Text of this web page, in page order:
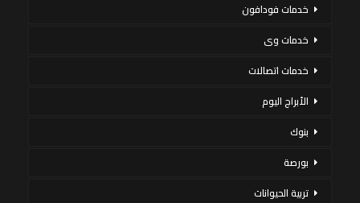
خدمات فودافون
خدمات وى
خدمات اتصالات
الأبراج اليوم
بنوك
بورصة
تربية الحيوانات